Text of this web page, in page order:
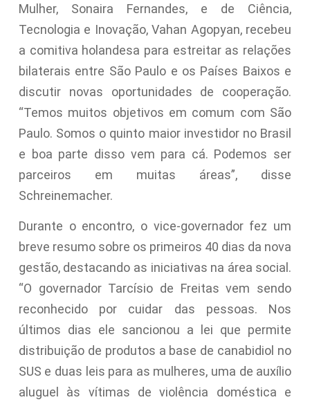
Mulher, Sonaira Fernandes, e de Ciência,
Tecnologia e Inovação, Vahan Agopyan, recebeu
a comitiva holandesa para estreitar as relações
bilaterais entre São Paulo e os Países Baixos e
discutir novas oportunidades de cooperação.
“Temos muitos objetivos em comum com São
Paulo. Somos o quinto maior investidor no Brasil
e boa parte disso vem para cá. Podemos ser
parceiros em muitas áreas”, disse
Schreinemacher.
Durante o encontro, o vice-governador fez um
breve resumo sobre os primeiros 40 dias da nova
gestão, destacando as iniciativas na área social.
“O governador Tarcísio de Freitas vem sendo
reconhecido por cuidar das pessoas. Nos
últimos dias ele sancionou a lei que permite
distribuição de produtos a base de canabidiol no
SUS e duas leis para as mulheres, uma de auxílio
aluguel às vítimas de violência doméstica e